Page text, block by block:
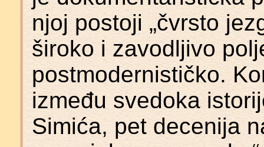
njoj postoji „čvrsto
široko i zavodljivo
postmodernističko.
između svedoka
Simića, pet decenija